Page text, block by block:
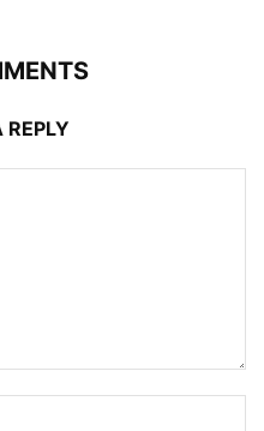
REPLY